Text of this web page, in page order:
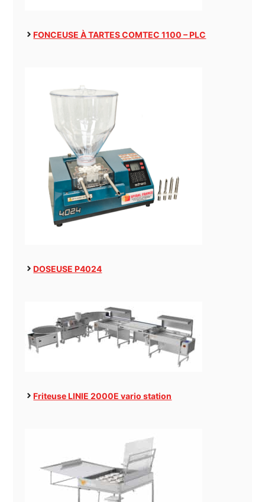
FONCEUSE À TARTES COMTEC 1100 – PLC
DOSEUSE P4024
Friteuse LINIE 2000E vario station